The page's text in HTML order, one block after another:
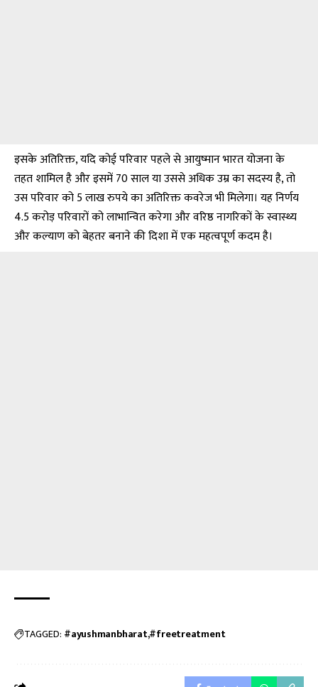
इसके अतिरिक्त, यदि कोई परिवार पहले से आयुष्मान भारत योजना के
तहत शामिल है और इसमें 70 साल या उससे अधिक उम्र का सदस्य है, तो
उस परिवार को 5 लाख रुपये का अतिरिक्त कवरेज भी मिलेगा। यह निर्णय
4.5 करोड़ परिवारों को लाभान्वित करेगा और वरिष्ठ नागरिकों के स्वास्थ्य
और कल्याण को बेहतर बनाने की दिशा में एक महत्वपूर्ण कदम है।
TAGGED: #ayushmanbharat#freetreatment